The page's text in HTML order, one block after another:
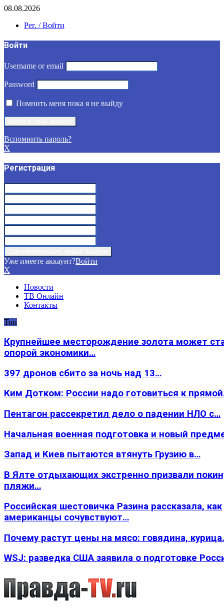
08.08.2026
Рег. / Войти
Войти
Username or email
Password
Помнить меня пока я не выйду
Вспомнить пароль?
X
Регистрация
Уже имеете аккаунт?Войти
X
Новости
ТВ Онлайн
Контакты
Топ
Крупнейшее месторождение золота может
опорой экономики…
397 дронов сбито за ночь над 13…
Ким Дотком: России надо готовиться к
Пентагон рассекретил дело о падении НЛО с…
Начальная военная подготовка и новый
Запад и Киев пытаются втянуть Грузию в…
В Ялте отдыхающих экстренно призвали
пляжи…
Российская шестовичка Разина рассказала, как
американцы сочувствуют…
Почему растут цены на мясо: говядина,
WSJ: разведка США заявила о подготовке